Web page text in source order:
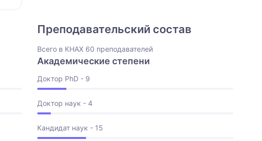
Преподавательский состав
Всего в КНАХ 60 преподавателей
Академические степени
Доктор PhD - 9
Доктор наук - 4
Кандидат наук - 15